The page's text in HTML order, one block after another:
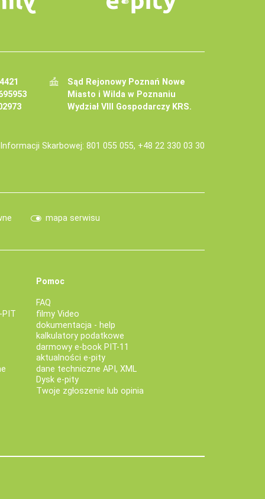
Sąd Rejonowy Poznań Nowe
Miasto i Wilda w Poznaniu
Wydział VIII Gospodarczy KRS.
Skarbowej: 801 055 055, +48 22 330 03 30
mapa serwisu
Pomoc
FAQ
filmy Video
dokumentacja - help
kalkulatory podatkowe
darmowy e-book PIT-11
aktualności e-pity
dane techniczne API, XML
Dysk e-pity
Twoje zgłoszenie lub opinia